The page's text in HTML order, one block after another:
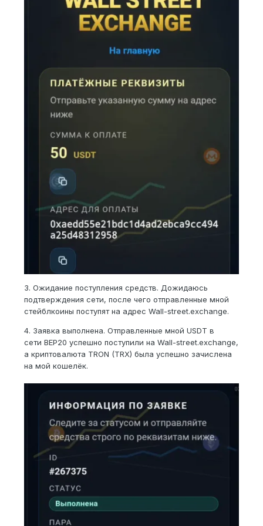
3. Ожидание поступления средств. Дожидаюсь
подтверждения сети, после чего отправленные мной
стейблкоины поступят на адрес Wall-street.exchange.
4. Заявка выполнена. Отправленные мной USDT в
сети BEP20 успешно поступили на Wall-street.exchange,
а криптовалюта TRON (TRX) была успешно зачислена
на мой кошелёк.